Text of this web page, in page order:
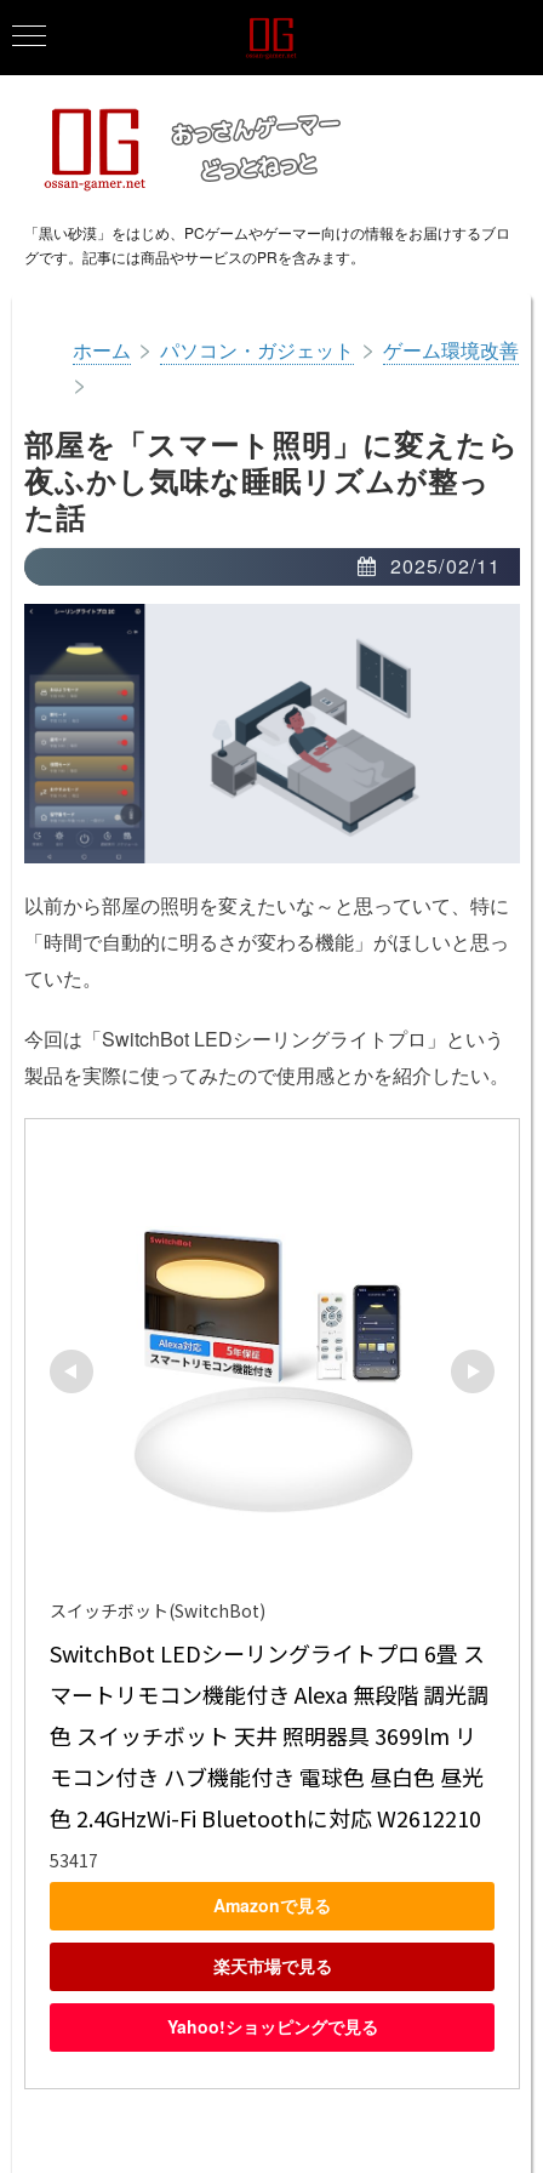
「黒い砂漠」をはじめ、PCゲームやゲーマー向けの情報をお届けするブロ
グです。記事には商品やサービスのPRを含みます。
ホーム > パソコン・ガジェット > ゲーム環境改善
>
部屋を「スマート照明」に変えたら
夜ふかし気味な睡眠リズムが整っ
た話
2025/02/11
以前から部屋の照明を変えたいな～と思っていて、特に
「時間で自動的に明るさが変わる機能」がほしいと思っ
ていた。
今回は「SwitchBot LEDシーリングライトプロ」という
製品を実際に使ってみたので使用感とかを紹介したい。
スイッチボット(SwitchBot)
SwitchBot LEDシーリングライトプロ 6畳 ス
マートリモコン機能付き Alexa 無段階 調光調
色 スイッチボット 天井 照明器具 3699lm リ
モコン付き ハブ機能付き 電球色 昼白色 昼光
色 2.4GHzWi-Fi Bluetoothに対応 W2612210
53417
Amazonで見る
楽天市場で見る
Yahoo!ショッピングで見る